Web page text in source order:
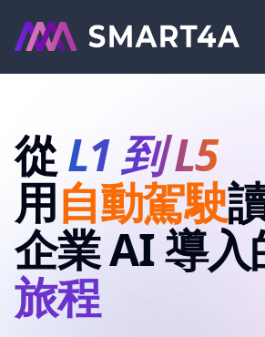
從L1 到 L5
用自動駕駛
企業 AI 導入
旅程